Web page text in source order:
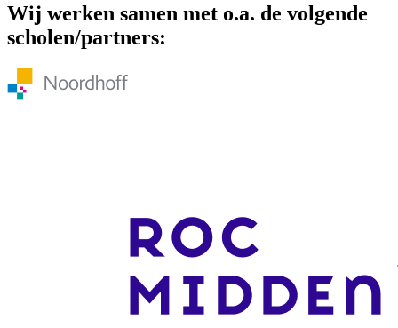
Wij werken samen met o.a. de volgende
scholen/partners: